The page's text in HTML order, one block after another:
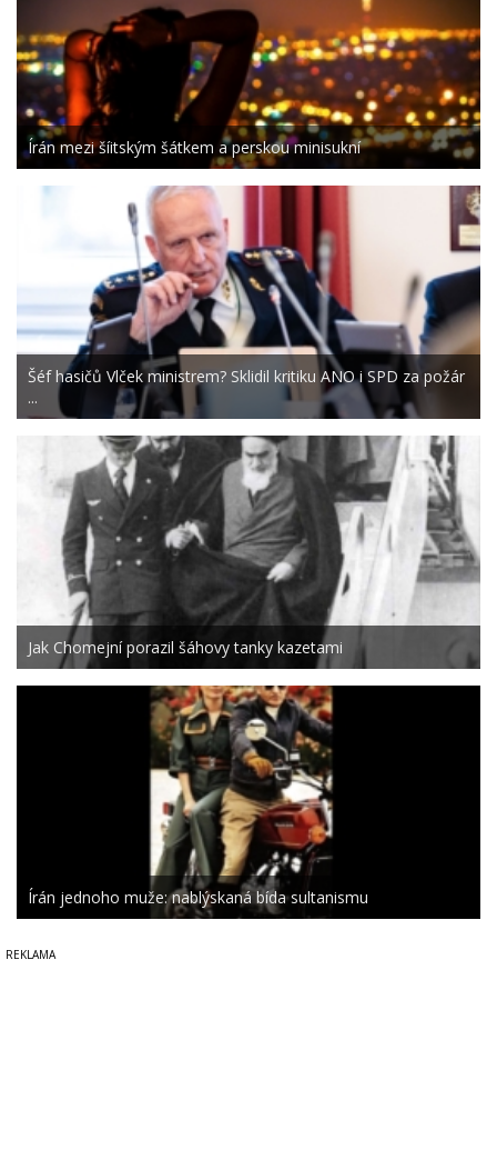
Írán mezi šíitským šátkem a perskou minisukní
Šéf hasičů Vlček ministrem? Sklidil kritiku ANO i SPD za požár
...
Jak Chomejní porazil šáhovy tanky kazetami
Írán jednoho muže: nablýskaná bída sultanismu